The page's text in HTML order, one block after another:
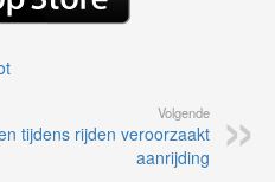
Volgende
tijdens rijden veroorzaakt
aanrijding